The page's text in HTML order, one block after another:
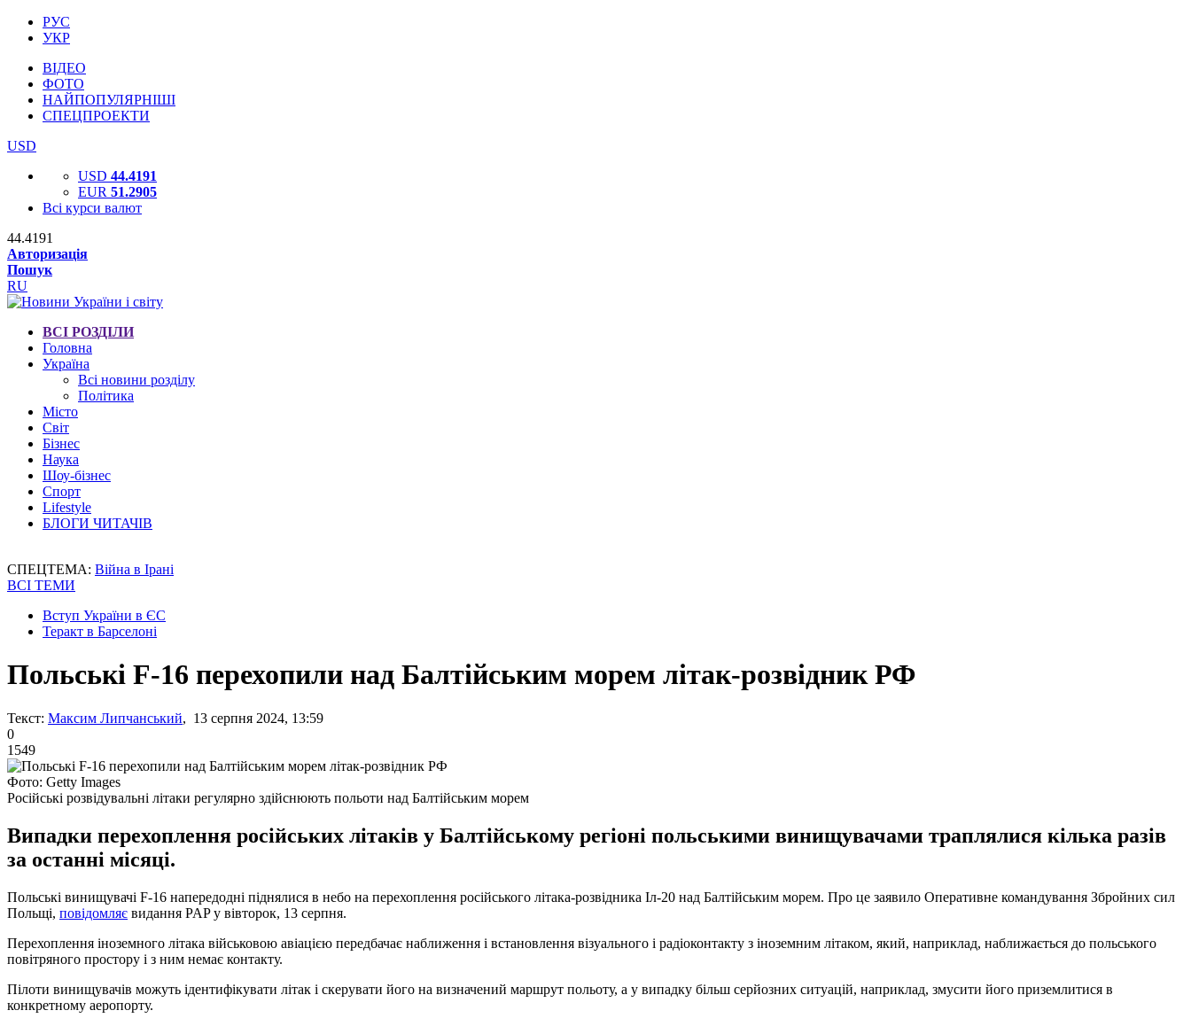
РУС
УКР
ВІДЕО
ФОТО
НАЙПОПУЛЯРНІШІ
СПЕЦПРОЕКТИ
USD
USD 44.4191
EUR 51.2905
Всі курси валют
44.4191
Авторизація
Пошук
RU
ВСІ РОЗДІЛИ
Головна
Україна
Всі новини розділу
Політика
Місто
Світ
Бізнес
Наука
Шоу-бізнес
Спорт
Lifestyle
БЛОГИ ЧИТАЧІВ
СПЕЦТЕМА: Війна в Ірані
ВСІ ТЕМИ
Вступ України в ЄС
Теракт в Барселоні
Польські F-16 перехопили над Балтійським морем літак-розвідник РФ
Текст: Максим Липчанський, 13 серпня 2024, 13:59
0
1549
Фото: Getty Images
Російські розвідувальні літаки регулярно здійснюють польоти над Балтійським морем
Випадки перехоплення російських літаків у Балтійському регіоні польськими винищувачами траплялися кілька разів
за останні місяці.
Польські винищувачі F-16 напередодні піднялися в небо на перехоплення російського літака-розвідника Іл-20 над Балтійським морем. Про це заявило Оперативне командування Збройних сил
Польщі, повідомляє видання PAP у вівторок, 13 серпня.
Перехоплення іноземного літака військовою авіацією передбачає наближення і встановлення візуального і радіоконтакту з іноземним літаком, який, наприклад, наближається до польського
повітряного простору і з ним немає контакту.
Пілоти винищувачів можуть ідентифікувати літак і скерувати його на визначений маршрут польоту, а у випадку більш серйозних ситуацій, наприклад, змусити його приземлитися в
конкретному аеропорту.